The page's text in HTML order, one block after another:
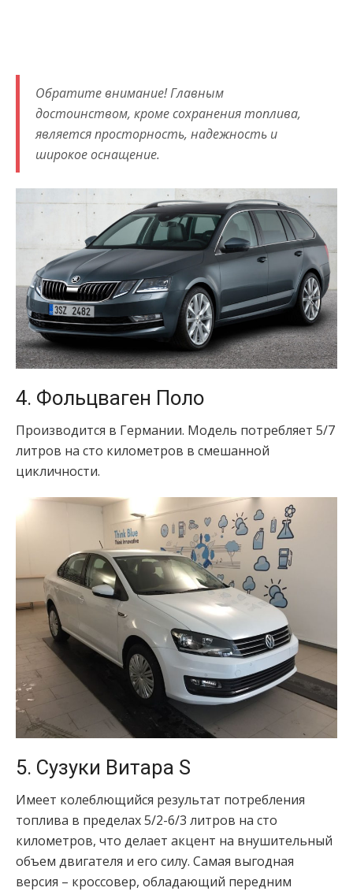
Обратите внимание! Главным
достоинством, кроме сохранения топлива,
является просторность, надежность и
широкое оснащение.
4. Фольцваген Поло
Производится в Германии. Модель потребляет 5/7
литров на сто километров в смешанной
цикличности.
5. Сузуки Витара S
Имеет колеблющийся результат потребления
топлива в пределах 5/2-6/3 литров на сто
километров, что делает акцент на внушительный
объем двигателя и его силу. Самая выгодная
версия – кроссовер, обладающий передним